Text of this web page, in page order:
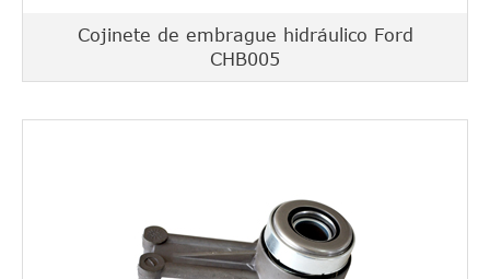
Cojinete de embrague hidráulico Ford
CHB005